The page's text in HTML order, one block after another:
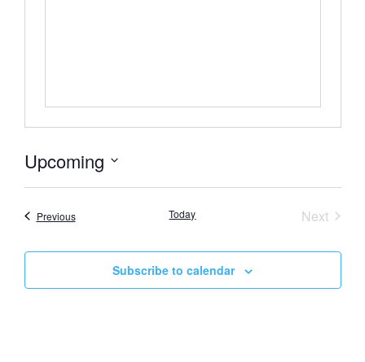
Upcoming
date.
PreviousEvents Today Next
Subscribe to calendar